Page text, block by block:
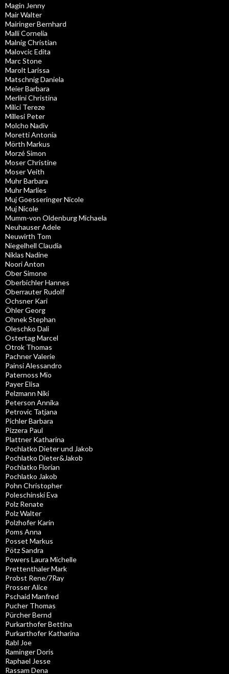
Magin Jenny
Mair Walter
Mairinger Bernhard
Malli Cornelia
Malnig Christian
Malovcic Edita
Marc Stone
Marolt Larissa
Matschnig Daniela
Meier Barbara
Merlini Christina
Milici Tereze
Millesi Peter
Molcho Nadiv
Moretti Antonia
Mörth Markus
Morzé Simon
Moser Christine
Moser Veith
Muhr Barbara
Muhr Marlies
Muj Goesseringer Nicole
Muj Nicole
Mumm-von Oldenburg Michaela
Neuhauser Adele
Neuwirth Tom
Niegelhell Claudia
Niklas Nadine
Noori Anton
Ober Simone
Oberbichler Hannes
Oberrauter Rudolf
Ochsner Kari
Öhler Georg
Ohnek Stephan
Oleschko Dali
Ostertag Marcel
Otrok Thomas
Pachner Valerie
Painsi Alessandro
Paternoss Mio
Payer Elisa
Pelzmann Niki
Peterson Annika
Petrovic Tatjana
Pichler Barbara
Pizzera Paul
Plattner Katharina
Pochlatko Dieter und Jakob
Pochlatko Dieter&Jakob
Pochlatko Florian
Pochlatko Jakob
Pohn Christopher
Poleschinski Eva
Polz Renate
Polz Walter
Polzhofer Karin
Poms Anna
Posset Markus
Pötz Sandra
Powers Laura Michelle
Prettenthaler Mark
Probst Rene/7Ray
Prosser Alice
Pschaid Manfred
Pucher Thomas
Pürcher Bernd
Purkarthofer Bettina
Purkarthofer Katharina
Rabl Joe
Raminger Doris
Raphael Jesse
Rassam Dena